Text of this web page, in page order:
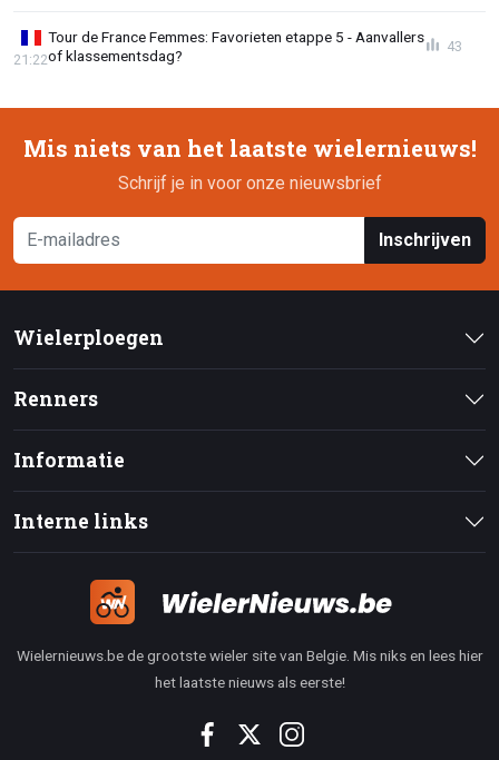
Tour de France Femmes: Favorieten etappe 5 - Aanvallers
of klassementsdag?
21:22
43
Mis niets van het laatste wielernieuws!
Schrijf je in voor onze nieuwsbrief
Inschrijven
Wielerploegen
Renners
Informatie
Interne links
Wielernieuws.be de grootste wieler site van Belgie. Mis niks en lees hier
het laatste nieuws als eerste!